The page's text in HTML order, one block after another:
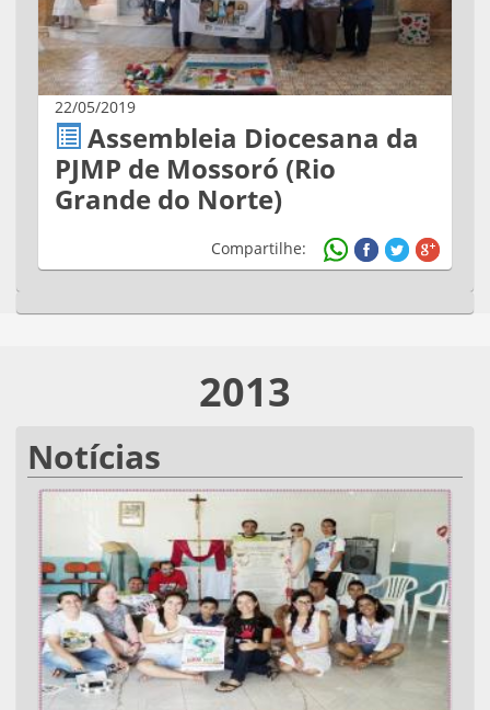
22/05/2019
Assembleia Diocesana da
PJMP de Mossoró (Rio
Grande do Norte)
Compartilhe:
2013
Notícias